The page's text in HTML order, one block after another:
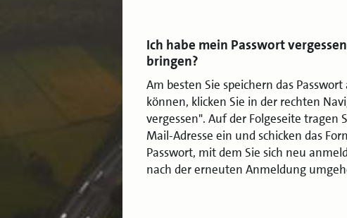
Ich habe mein Passwort
bringen?
Am besten Sie speichern das
können, klicken Sie in der rechten
vergessen". Auf der Folgeseite
Mail-Adresse ein und schicken das
Passwort, mit dem Sie sich neu
nach der erneuten Anmeldung